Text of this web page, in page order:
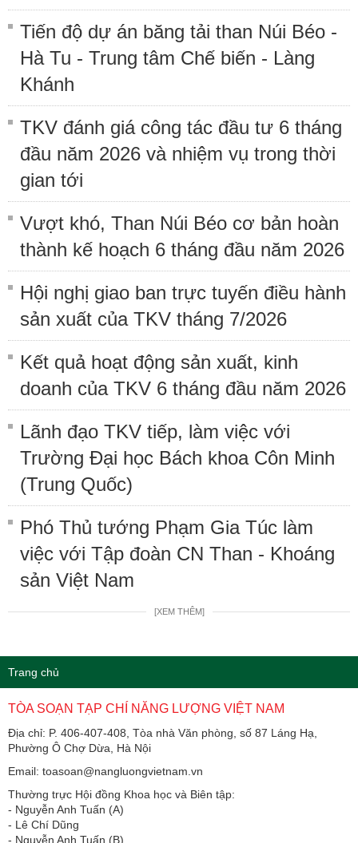
Tiến độ dự án băng tải than Núi Béo -
Hà Tu - Trung tâm Chế biến - Làng
Khánh
TKV đánh giá công tác đầu tư 6 tháng
đầu năm 2026 và nhiệm vụ trong thời
gian tới
Vượt khó, Than Núi Béo cơ bản hoàn
thành kế hoạch 6 tháng đầu năm 2026
Hội nghị giao ban trực tuyến điều hành
sản xuất của TKV tháng 7/2026
Kết quả hoạt động sản xuất, kinh
doanh của TKV 6 tháng đầu năm 2026
Lãnh đạo TKV tiếp, làm việc với
Trường Đại học Bách khoa Côn Minh
(Trung Quốc)
Phó Thủ tướng Phạm Gia Túc làm
việc với Tập đoàn CN Than - Khoáng
sản Việt Nam
[XEM THÊM]
Trang chủ
TÒA SOẠN TẠP CHÍ NĂNG LƯỢNG VIỆT NAM
Địa chỉ: P. 406-407-408, Tòa nhà Văn phòng, số 87 Láng Hạ,
Phường Ô Chợ Dừa, Hà Nội
Email: toasoan@nangluongvietnam.vn
Thường trực Hội đồng Khoa học và Biên tập:
​​​​​​- Nguyễn Anh Tuấn (A)
- Lê Chí Dũng
- Nguyễn Anh Tuấn (B)